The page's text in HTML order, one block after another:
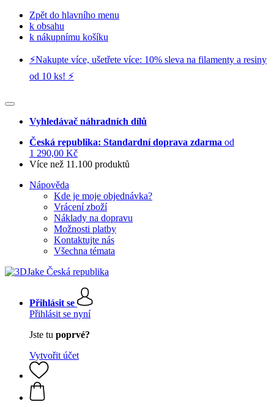
Zpět do hlavního menu
k obsahu
k nákupnímu košíku
⚡️Nakupte více, ušetřete více: 10% sleva na filamenty a resiny
od 10 ks! ⚡️
Vyhledávač náhradních dílů
Česká republika: Standardní doprava zdarma od
1 290,00 Kč
Více než 11.100 produktů
Nápověda
Kde je moje objednávka?
Vrácení zboží
Náklady na dopravu
Možnosti platby
Kontaktujte nás
Všechna témata
Přihlásit se
Přihlásit se nyní
Jste tu poprvé?
Vytvořit účet